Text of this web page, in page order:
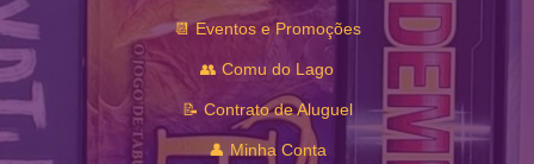
📆 Eventos e Promoções
👥 Comu do Lago
📝 Contrato de Aluguel
👤 Minha Conta